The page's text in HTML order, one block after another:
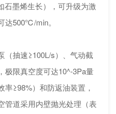
墨烯生长），可升级为激
达500℃/min。
（抽速≥100L/s）、气动截
极限真空度可达10^-3Pa量
≥98%）和防返油装置，
管道采用内壁抛光处理（表